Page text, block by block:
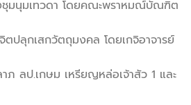
ชุมนุมเทวดา โดยคณะพราหมณ์บัณฑิต
ตปลุกเสกวัตถุมงคล โดยเกจิอาจารย์
ลป.เกษม เหรียญหล่อเจ้าสัว 1 และ